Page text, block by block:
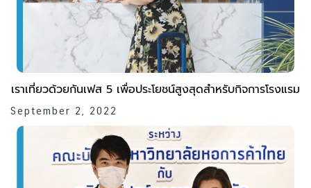
เราเที่ยวด้วยกันเฟส 5 เพื่อประโยชน์สูงสุดสำหรับกิจการโรงแรม
September 2, 2022